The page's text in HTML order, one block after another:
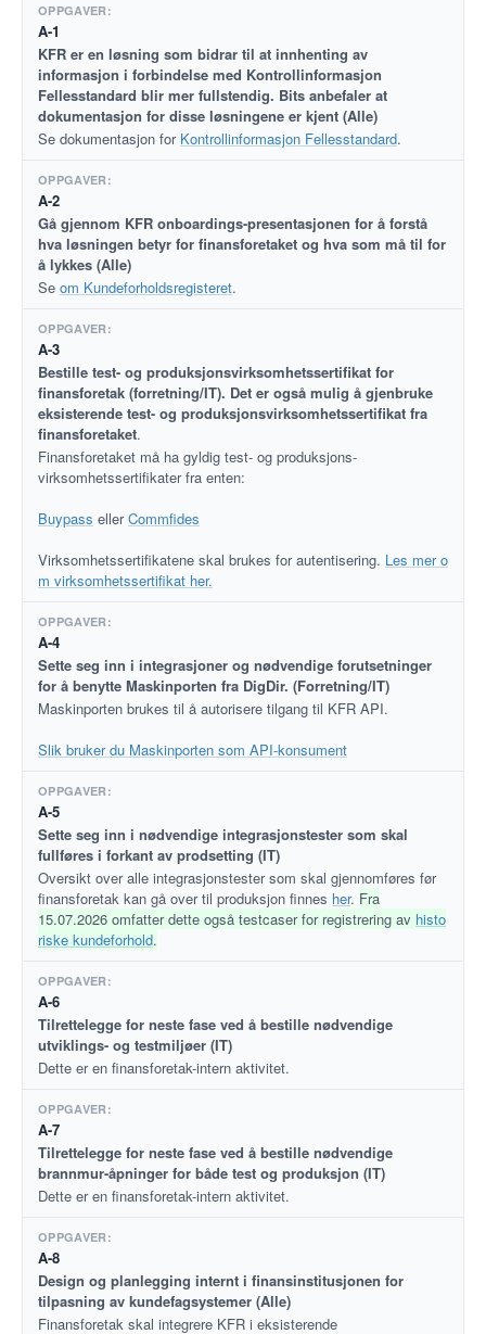
A-1
KFR er en løsning som bidrar til at innhenting av
informasjon i forbindelse med Kontrollinformasjon
Fellesstandard blir mer fullstendig. Bits anbefaler at
dokumentasjon for disse løsningene er kjent (Alle)
Se dokumentasjon for Kontrollinformasjon Fellesstandard.
A-2
Gå gjennom KFR onboardings-presentasjonen for å forstå
hva løsningen betyr for finansforetaket og hva som må til for
å lykkes (Alle)
Se om Kundeforholdsregisteret.
A-3
Bestille test- og produksjonsvirksomhetssertifikat for
finansforetak (forretning/IT). Det er også mulig å gjenbruke
eksisterende test- og produksjonsvirksomhetssertifikat fra
finansforetaket.
Finansforetaket må ha gyldig test- og produksjons-
virksomhetssertifikater fra enten:
Buypass ellerCommfides
Virksomhetssertifikatene skal brukes for autentisering. Les mer o
m virksomhetssertifikat her.
A-4
Sette seg inn i integrasjoner og nødvendige forutsetninger
for å benytte Maskinporten fra DigDir. (Forretning/IT)
Maskinporten brukes til å autorisere tilgang til KFR API.
Slik bruker du Maskinporten som API-konsument
A-5
Sette seg inn i nødvendige integrasjonstester som skal
fullføres i forkant av prodsetting (IT)
Oversikt over alle integrasjonstester som skal gjennomføres før
finansforetak kan gå over til produksjon finnes her. Fra
15.07.2026 omfatter dette også testcaser for registrering av histo
riske kundeforhold.
A-6
Tilrettelegge for neste fase ved å bestille nødvendige
utviklings- og testmiljøer (IT)
Dette er en finansforetak-intern aktivitet.
A-7
Tilrettelegge for neste fase ved å bestille nødvendige
brannmur-åpninger for både test og produksjon (IT)
Dette er en finansforetak-intern aktivitet.
A-8
Design og planlegging internt i finansinstitusjonen for
tilpasning av kundefagsystemer (Alle)
Finansforetak skal integrere KFR i eksisterende